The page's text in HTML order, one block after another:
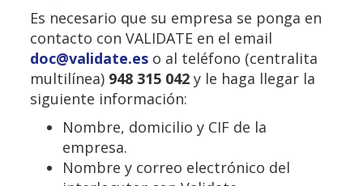
Es necesario que su empresa se ponga en
contacto con VALIDATE en el email
doc@validate.eso al teléfono (centralita
multilínea) 948 315 042y le haga llegar la
siguiente información:
Nombre, domicilio y CIF de la
empresa.
Nombre y correo electrónico del